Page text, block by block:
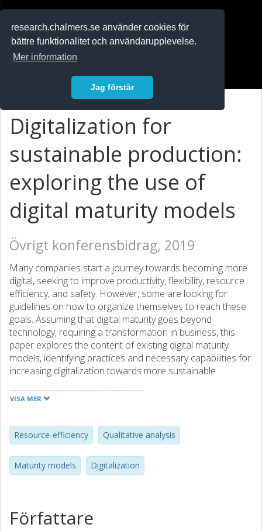
research.chalmers.se använder cookies för
bättre funktionalitet och användarupplevelse.
Mer information
Jag förstår
Digitalization for
sustainable production:
exploring the use of
digital maturity models
Övrigt konferensbidrag, 2019
Many companies start a journey towards becoming more
digital, seeking to improve productivity, flexibility, resource
efficiency, and safety. However, some are looking for
guidelines on how to organize themselves to reach these
goals. Assuming that digital maturity goes beyond
technology, requiring a transformation in business, this
paper explores the content of existing digital maturity
models, identifying practices and necessary capabilities for
increasing digitalization towards more sustainable
models and an assessment within eight Swedish
specific organizational capabilities.
VISA MER
Resource-efficiency Qualitative analysis
Maturity models Digitalization
Författare